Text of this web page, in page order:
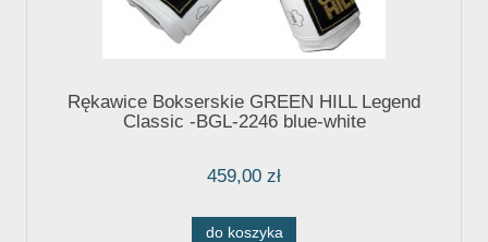
Rękawice Bokserskie GREEN HILL Legend
Classic -BGL-2246 blue-white
459,00 zł
do koszyka